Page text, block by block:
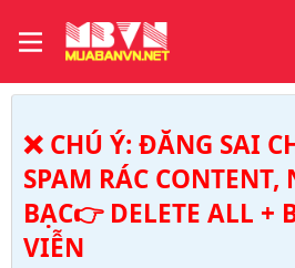
❌ CHÚ Ý: ĐĂNG SAI
SPAM RÁC
BẠC👉 DELETE ALL +
VIỄN